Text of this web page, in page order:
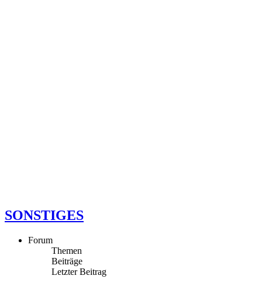
SONSTIGES
Forum
Themen
Beiträge
Letzter Beitrag